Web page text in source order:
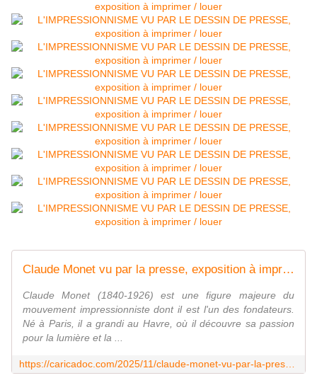
Claude Monet vu par la presse, exposition à imprimer - Expositions à imprimer : caricadoc@gmail.com
Claude Monet (1840-1926) est une figure majeure du
mouvement impressionniste dont il est l'un des fondateurs.
Né à Paris, il a grandi au Havre, où il découvre sa passion
pour la lumière et la ...